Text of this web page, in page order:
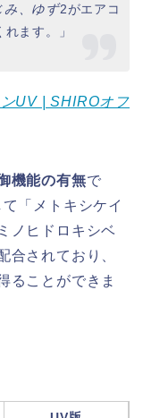
み、ゆず2がエアコ
ます。」
UV | SHIROオフ
機能の有無で
「メトキシケイ
ノヒドロキシベ
合されており、
ることができま